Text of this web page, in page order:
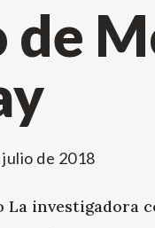
de
julio de 2018
La investigadora